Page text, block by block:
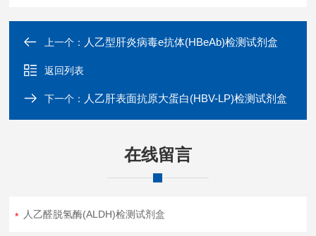
上一个： 人乙型肝炎病毒e抗体(HBeAb)检测试剂盒
返回列表
下一个： 人乙肝表面抗原大蛋白(HBV-LP)检测试剂盒
在线留言